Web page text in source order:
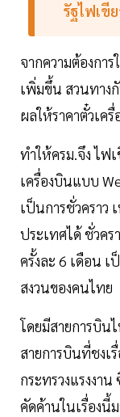
รัฐไฟเขี
จากความต้องกา
เพิ่มขึ้น สวนทาง
ผลให้ราคาตั๋วเค
ทำให้ครม.จึง ไฟ
เครื่องบินแบบ
เป็นการชั่วคราว
ประเทศได้ ชั่วคร
ครั้งละ 6 เดือน
สงวนของคนไทย
โดยมีสายการบิน
สายการบินที่ชงเ
กระทรวงแรงงา
คัดค้านในเรื่องนี้